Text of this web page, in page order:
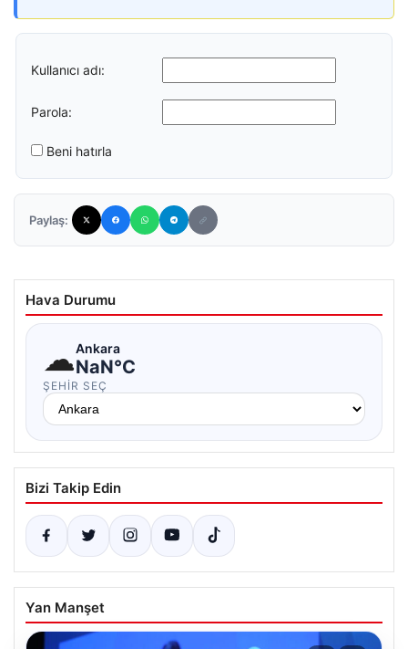
Kullanıcı adı:
Parola:
Beni hatırla
Paylaş:
Hava Durumu
☁Ankara
NaN°C
ŞEHIR SEÇ
Bizi Takip Edin
Yan Manşet